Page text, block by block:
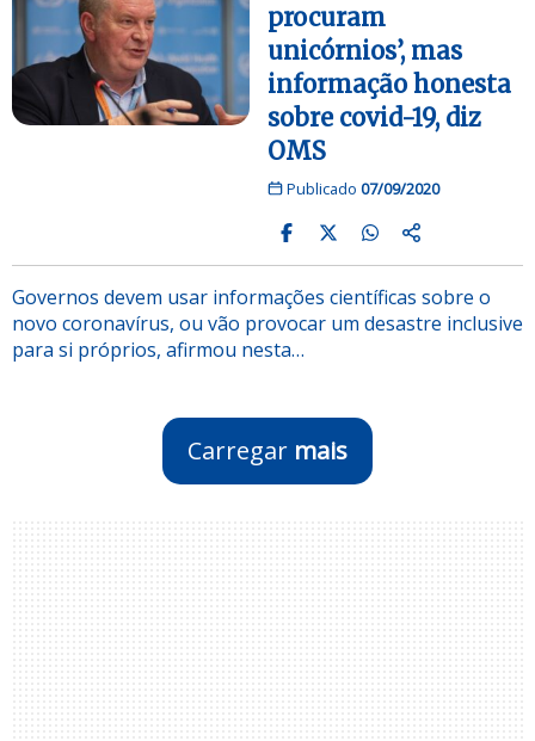
procuram
unicórnios’, mas
informação honesta
sobre covid-19, diz
OMS
Publicado 07/09/2020
Governos devem usar informações científicas sobre o
novo coronavírus, ou vão provocar um desastre inclusive
para si próprios, afirmou nesta…
Carregar mais